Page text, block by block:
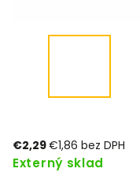
€2,29€1,86 bez DPH
Externý sklad